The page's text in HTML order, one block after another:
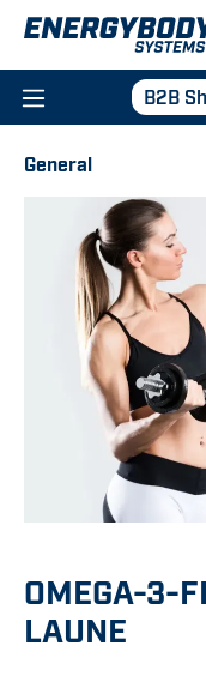
Skip to main content
B2B
General
OMEGA-3-
LAUNE